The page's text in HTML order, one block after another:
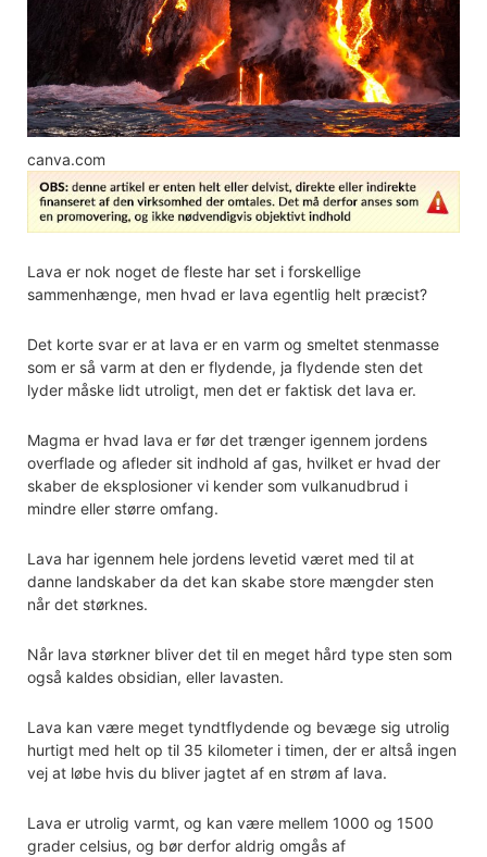
canva.com
Lava er nok noget de fleste har set i forskellige
sammenhænge, men hvad er lava egentlig helt præcist?
Det korte svar er at lava er en varm og smeltet stenmasse
som er så varm at den er flydende, ja flydende sten det
lyder måske lidt utroligt, men det er faktisk det lava er.
Magma er hvad lava er før det trænger igennem jordens
overflade og afleder sit indhold af gas, hvilket er hvad der
skaber de eksplosioner vi kender som vulkanudbrud i
mindre eller større omfang.
Lava har igennem hele jordens levetid været med til at
danne landskaber da det kan skabe store mængder sten
når det størknes.
Når lava størkner bliver det til en meget hård type sten som
også kaldes obsidian, eller lavasten.
Lava kan være meget tyndtflydende og bevæge sig utrolig
hurtigt med helt op til 35 kilometer i timen, der er altså ingen
vej at løbe hvis du bliver jagtet af en strøm af lava.
Lava er utrolig varmt, og kan være mellem 1000 og 1500
grader celsius, og bør derfor aldrig omgås af